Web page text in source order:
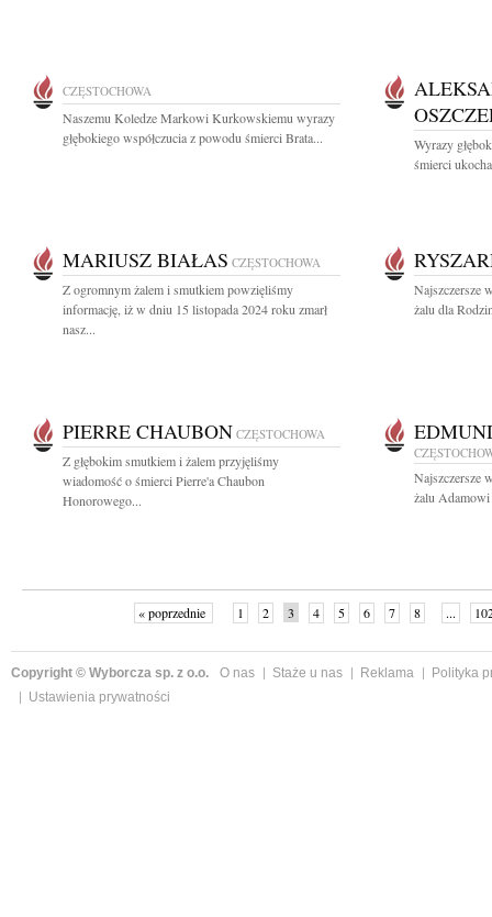
CZĘSTOCHOWA
Naszemu Koledze Markowi Kurkowskiemu wyrazy
głębokiego współczucia z powodu śmierci Brata...
Wyrazy
śmierci
MARIUSZ BIAŁAS CZĘSTOCHOWA
Z ogromnym żalem i smutkiem powzięliśmy
informację, iż w dniu 15 listopada 2024 roku zmarł
nasz...
Najszczersze
żalu dla
PIERRE CHAUBON CZĘSTOCHOWA
Z głębokim smutkiem i żalem przyjęliśmy
wiadomość o śmierci Pierre'a Chaubon
Honorowego...
Najszczersze
żalu
« poprzednie 1 2 3 4 5 6 7 8 ...
Copyright © Wyborcza sp. z o.o. O nas Staże u nas Reklama
Polityka
Ustawienia prywatności